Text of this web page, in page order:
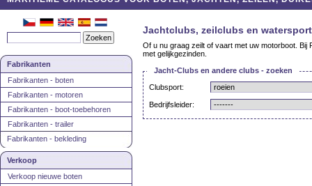
Fabrikanten
Fabrikanten - boten
Fabrikanten - motoren
Fabrikanten - boot-toebehoren
Fabrikanten - trailer
Fabrikanten - bekleding
Verkoop
Verkoop nieuwe boten
Jachtclubs, zeilclubs en
Of u nu graag zeilt of vaart met uw motorboot.
met gelijkgezinden.
Jacht-Clubs en andere clubs - zoeken
Clubsport:
Bedrijfsleider: